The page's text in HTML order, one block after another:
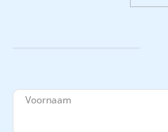
Voornaam